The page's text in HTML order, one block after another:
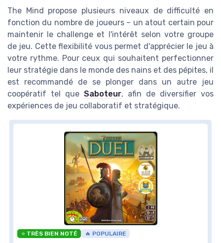
The Mind propose plusieurs niveaux de difficulté en
fonction du nombre de joueurs – un atout certain pour
maintenir le challenge et l'intérêt selon votre groupe
de jeu. Cette flexibilité vous permet d'apprécier le jeu à
votre rythme. Pour ceux qui souhaitent perfectionner
leur stratégie dans le monde des nains et des pépites, il
est recommandé de se plonger dans un autre jeu
coopératif tel que Saboteur, afin de diversifier vos
expériences de jeu collaboratif et stratégique.
⭐ TRÈS BIEN NOTÉ 🔥 POPULAIRE